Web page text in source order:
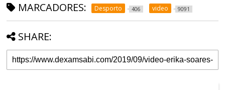
MARCADORES: Desporto 406 video 9091
SHARE: